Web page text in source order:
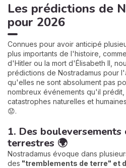
Les prédictions de
pour 2026
Connues pour avoir anticipé
plus importants de l'histoire,
d'Hitler ou la mort d'Élisabeth II,
prédictions de Nostradamus pour
qu'elles ne sont absolument pas
nombreux événements qu'il
catastrophes naturelles et
😟.
1. Des
terrestres 🌍
Nostradamus évoque dans
des "tremblements de terre" et